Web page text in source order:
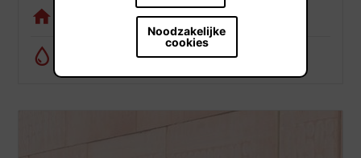
Noodzakelijke
cookies
Appli de visualisation
Calculatrice de récupération d’eau